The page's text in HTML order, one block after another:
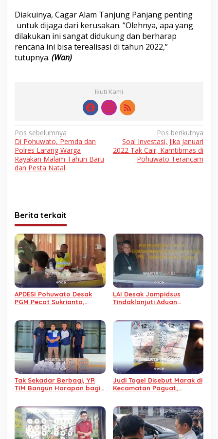
Diakuinya, Cagar Alam Tanjung Panjang penting
untuk dijaga dari kerusakan. “Olehnya, apa yang
dilakukan ini sangat didukung dan berharap
rencana ini bisa terealisasi di tahun 2022,”
tutupnya. (Wan)
Ikuti Kami
Navigasi
pos
Pos sebelumnya
Di Pohuwato, Pemda dan
Polres Larang Warga
Rayakan Malam Tahun Baru
dan Pesta Natal
Pos berikutnya
Soal Investasi, Jika Januari
2022 Tak Cair, Kamtibmas di
Pohuwato Terancam
Berita terkait
APDESI Pohuwato Desak
PGM Pecat Sukrianto,
LAI Desak Jampidsus
Tindaklanjuti Aduan
Tani
Tak Sekadar Berbagi, YR
TIM Bangun Harapan bagi
Judi Togel Disebut Marak di
Kecamatan Paguat,